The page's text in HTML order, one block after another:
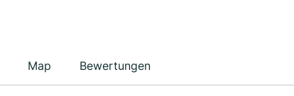
Map Bewertungen